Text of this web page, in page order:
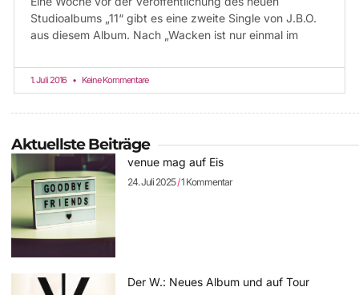
Studioalbums „11“ gibt es eine zweite Single von J.B.O.
aus diesem Album. Nach „Wacken ist nur einmal im
1. Juli 2016 Keine Kommentare
Aktuellste Beiträge
venue mag auf Eis
24. Juli 2025 1 Kommentar
Der W.: Neues Album und auf Tour